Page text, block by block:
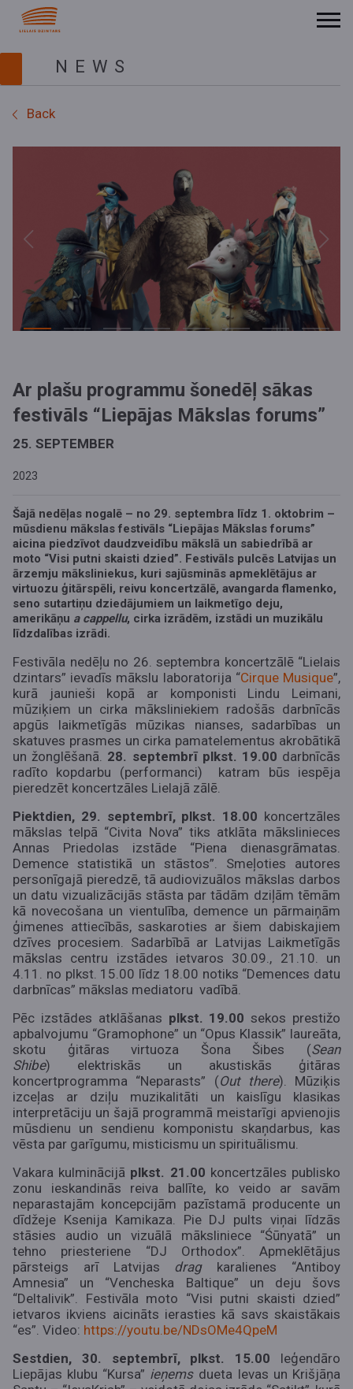
NEWS
Back
Previous Next
Ar plašu programmu šonedēļ sākas
festivāls “Liepājas Mākslas forums”
25. SEPTEMBER
2023
Šajā nedēļas nogalē – no 29. septembra līdz 1. oktobrim –
mūsdienu mākslas festivāls “Liepājas Mākslas forums”
aicina piedzīvot daudzveidību mākslā un sabiedrībā ar
moto “Visi putni skaisti dzied”. Festivāls pulcēs Latvijas un
ārzemju māksliniekus, kuri sajūsminās apmeklētājus ar
virtuozu ģitārspēli, reivu koncertzālē, avangarda flamenko,
seno sutartiņu dziedājumiem un laikmetīgo deju,
amerikāņu a cappellu, cirka izrādēm, izstādi un muzikālu
līdzdalības izrādi.
Festivāla nedēļu no 26. septembra koncertzālē “Lielais
dzintars” ievadīs mākslu laboratorija “Cirque Musique”,
kurā jaunieši kopā ar komponisti Lindu Leimani,
mūziķiem un cirka māksliniekiem radošās darbnīcās
apgūs laikmetīgās mūzikas nianses, sadarbības un
skatuves prasmes un cirka pamatelementus akrobātikā
un žonglēšanā. 28. septembrī plkst. 19.00 darbnīcās
radīto kopdarbu (performanci) katram būs iespēja
pieredzēt koncertzāles Lielajā zālē.
Piektdien, 29. septembrī, plkst. 18.00 koncertzāles
mākslas telpā “Civita Nova” tiks atklāta mākslinieces
Annas Priedolas izstāde “Piena dienasgrāmatas.
Demence statistikā un stāstos”. Smeļoties autores
personīgajā pieredzē, tā audiovizuālos mākslas darbos
un datu vizualizācijās stāsta par tādām dziļām tēmām
kā novecošana un vientulība, demence un pārmaiņām
ģimenes attiecībās, saskaroties ar šiem dabiskajiem
dzīves procesiem. Sadarbībā ar Latvijas Laikmetīgās
mākslas centru izstādes ietvaros 30.09., 21.10. un
4.11. no plkst. 15.00 līdz 18.00 notiks “Demences datu
darbnīcas” mākslas mediatoru vadībā.
Pēc izstādes atklāšanas plkst. 19.00 sekos prestižo
apbalvojumu “Gramophone” un “Opus Klassik” laureāta,
skotu ģitāras virtuoza Šona Šibes (Sean
Shibe) elektriskās un akustiskās ģitāras
koncertprogramma “Neparasts” (Out there). Mūziķis
izceļas ar dziļu muzikalitāti un kaislīgu klasikas
interpretāciju un šajā programmā meistarīgi apvienojis
mūsdienu un sendienu komponistu skaņdarbus, kas
vēsta par garīgumu, misticismu un spirituālismu.
Vakara kulminācijā plkst. 21.00 koncertzāles publisko
zonu ieskandinās reiva ballīte, ko veido ar savām
neparastajām koncepcijām pazīstamā producente un
dīdžeje Ksenija Kamikaza. Pie DJ pults viņai līdzās
stāsies audio un vizuālā māksliniece “Śūnyatā” un
tehno priesteriene “DJ Orthodox”. Apmeklētājus
pārsteigs arī Latvijas dragkaralienes “Antiboy
Amnesia” un “Vencheska Baltique” un deju šovs
“Deltalivik”. Festivāla moto “Visi putni skaisti dzied”
ietvaros ikviens aicināts ierasties kā savs skaistākais
“es”. Video: https://youtu.be/NDsOMe4QpeM
Sestdien, 30. septembrī, plkst. 15.00 leģendāro
Liepājas klubu “Kursa” ieņemsdueta Ievas un Krišjāņa